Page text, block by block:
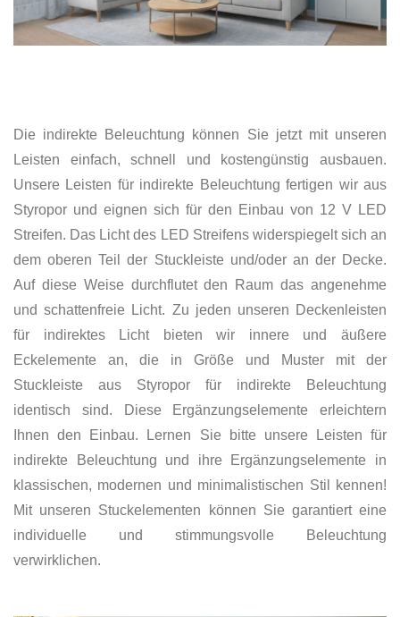
Die indirekte Beleuchtung können Sie jetzt mit unseren
Leisten einfach, schnell und kostengünstig ausbauen.
Unsere Leisten für indirekte Beleuchtung fertigen wir aus
Styropor und eignen sich für den Einbau von 12 V LED
Streifen. Das Licht des LED Streifens widerspiegelt sich an
dem oberen Teil der Stuckleiste und/oder an der Decke.
Auf diese Weise durchflutet den Raum das angenehme
und schattenfreie Licht. Zu jeden unseren Deckenleisten
für indirektes Licht bieten wir innere und äußere
Eckelemente an, die in Größe und Muster mit der
Stuckleiste aus Styropor für indirekte Beleuchtung
identisch sind. Diese Ergänzungselemente erleichtern
Ihnen den Einbau. Lernen Sie bitte unsere Leisten für
indirekte Beleuchtung und ihre Ergänzungselemente in
klassischen, modernen und minimalistischen Stil kennen!
Mit unseren Stuckelementen können Sie garantiert eine
individuelle und stimmungsvolle Beleuchtung
verwirklichen.